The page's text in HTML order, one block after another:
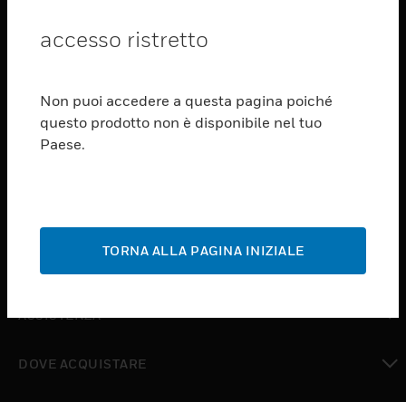
PRODUCTS
toggle view
ASSISTENZA
DOVE ACQUISTARE
accesso ristretto
Non puoi accedere a questa pagina poiché
questo prodotto non è disponibile nel tuo
Paese.
TORNA ALLA PAGINA INIZIALE